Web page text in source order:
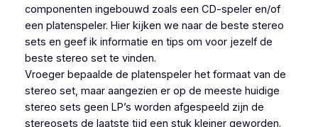
componenten ingebouwd zoals een CD-speler en/of
een platenspeler. Hier kijken we naar de beste stereo
sets en geef ik informatie en tips om voor jezelf de
beste stereo set te vinden.
Vroeger bepaalde de platenspeler het formaat van de
stereo set, maar aangezien er op de meeste huidige
stereo sets geen LP’s worden afgespeeld zijn de
stereosets de laatste tijd een stuk kleiner geworden.